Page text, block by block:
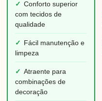
✓ Conforto superior
com tecidos de
qualidade
✓
Fácil manutenção e
limpeza
✓ Atraente para
combinações de
decoração